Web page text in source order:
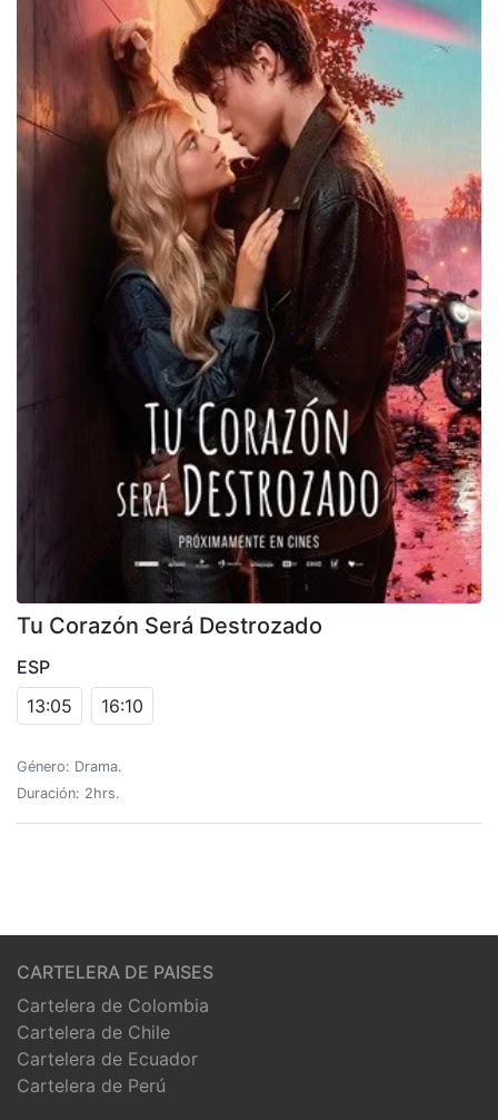
Tu Corazón Será Destrozado
ESP
13:05
16:10
Género: Drama.
Duración: 2hrs.
CARTELERA DE PAISES
Cartelera de Colombia
Cartelera de Chile
Cartelera de Ecuador
Cartelera de Perú